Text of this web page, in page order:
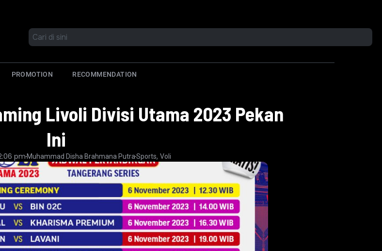
PROMOTION RECOMMENDATION
Livoli Divisi Utama 2023 Pekan
Ini
pm Muhammad Disha Brahmana PutraSports, Voli